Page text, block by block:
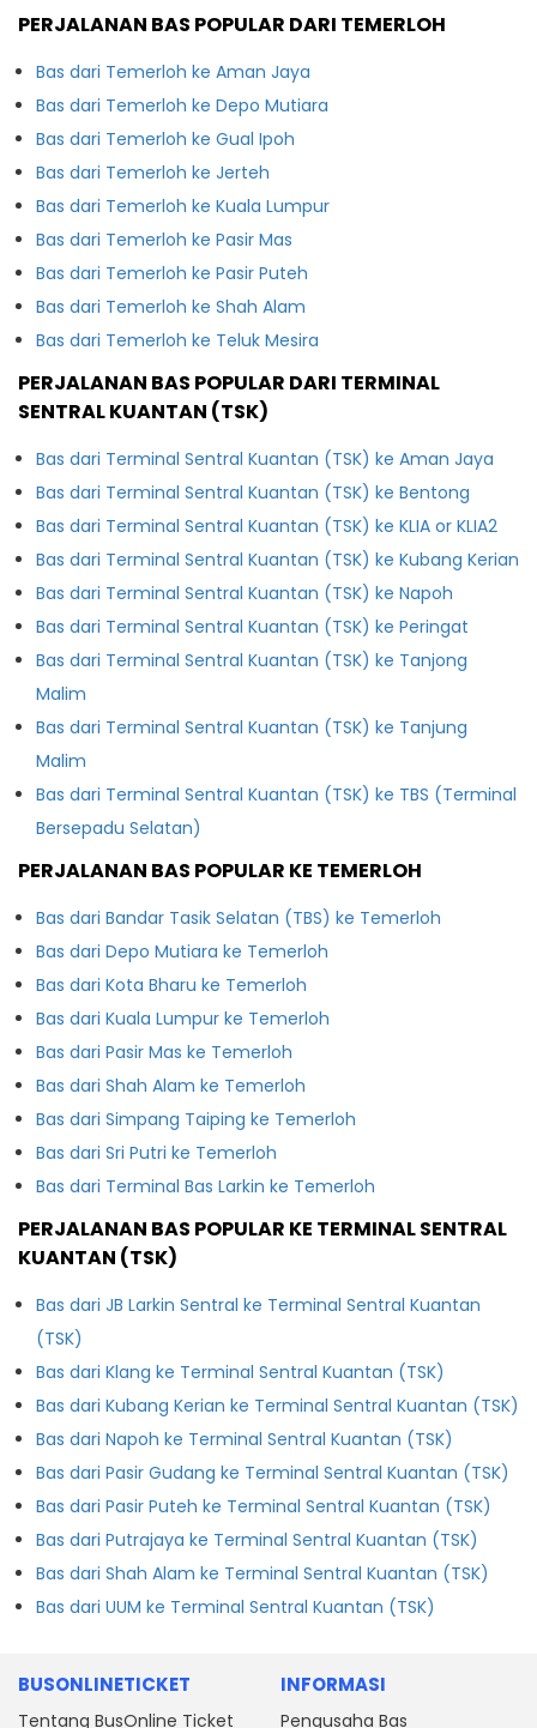
PERJALANAN BAS POPULAR DARI TEMERLOH
Bas dari Temerloh ke Aman Jaya
Bas dari Temerloh ke Depo Mutiara
Bas dari Temerloh ke Gual Ipoh
Bas dari Temerloh ke Jerteh
Bas dari Temerloh ke Kuala Lumpur
Bas dari Temerloh ke Pasir Mas
Bas dari Temerloh ke Pasir Puteh
Bas dari Temerloh ke Shah Alam
Bas dari Temerloh ke Teluk Mesira
PERJALANAN BAS POPULAR DARI TERMINAL
SENTRAL KUANTAN (TSK)
Bas dari Terminal Sentral Kuantan (TSK) ke Aman Jaya
Bas dari Terminal Sentral Kuantan (TSK) ke Bentong
Bas dari Terminal Sentral Kuantan (TSK) ke KLIA or KLIA2
Bas dari Terminal Sentral Kuantan (TSK) ke Kubang Kerian
Bas dari Terminal Sentral Kuantan (TSK) ke Napoh
Bas dari Terminal Sentral Kuantan (TSK) ke Peringat
Bas dari Terminal Sentral Kuantan (TSK) ke Tanjong
Malim
Bas dari Terminal Sentral Kuantan (TSK) ke Tanjung
Malim
Bas dari Terminal Sentral Kuantan (TSK) ke TBS (Terminal
Bersepadu Selatan)
PERJALANAN BAS POPULAR KE TEMERLOH
Bas dari Bandar Tasik Selatan (TBS) ke Temerloh
Bas dari Depo Mutiara ke Temerloh
Bas dari Kota Bharu ke Temerloh
Bas dari Kuala Lumpur ke Temerloh
Bas dari Pasir Mas ke Temerloh
Bas dari Shah Alam ke Temerloh
Bas dari Simpang Taiping ke Temerloh
Bas dari Sri Putri ke Temerloh
Bas dari Terminal Bas Larkin ke Temerloh
PERJALANAN BAS POPULAR KE TERMINAL SENTRAL
KUANTAN (TSK)
Bas dari JB Larkin Sentral ke Terminal Sentral Kuantan
(TSK)
Bas dari Klang ke Terminal Sentral Kuantan (TSK)
Bas dari Kubang Kerian ke Terminal Sentral Kuantan (TSK)
Bas dari Napoh ke Terminal Sentral Kuantan (TSK)
Bas dari Pasir Gudang ke Terminal Sentral Kuantan (TSK)
Bas dari Pasir Puteh ke Terminal Sentral Kuantan (TSK)
Bas dari Putrajaya ke Terminal Sentral Kuantan (TSK)
Bas dari Shah Alam ke Terminal Sentral Kuantan (TSK)
Bas dari UUM ke Terminal Sentral Kuantan (TSK)
BUSONLINETICKET
Tentang BusOnline Ticket
INFORMASI
Pengusaha Bas